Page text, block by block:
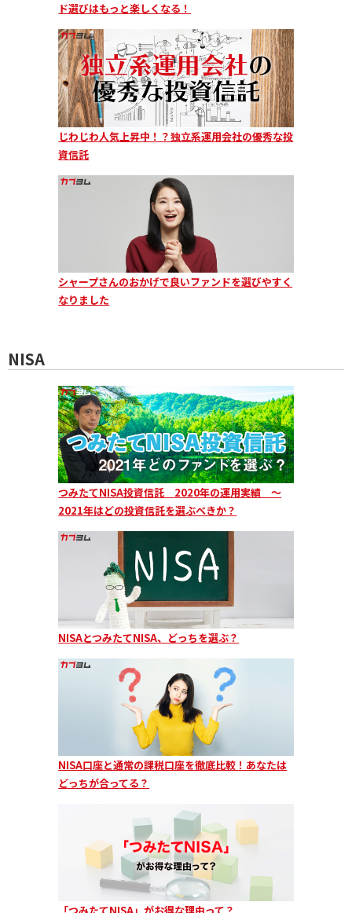
ド選びはもっと楽しくなる！
じわじわ人気上昇中！？独立系運用会社の優秀な投
資信託
シャープさんのおかげで良いファンドを選びやすく
なりました
NISA
つみたてNISA投資信託 2020年の運用実績 ～
2021年はどの投資信託を選ぶべきか？
NISAとつみたてNISA、どっちを選ぶ？
NISA口座と通常の課税口座を徹底比較！あなたは
どっちが合ってる？